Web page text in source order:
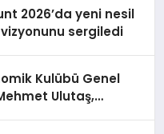
2026’da yeni nesil
sergiledi
Kulübü Genel
Ulutaş,